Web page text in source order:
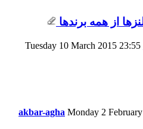
Tuesday 10 March 2015 23:55
akbar-agha Monday 2